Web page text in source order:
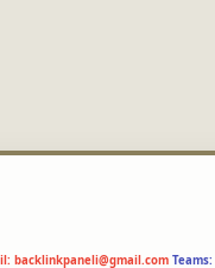
backlinkpaneli@gmail.com Teams: